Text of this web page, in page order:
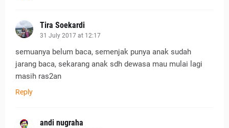
Tira Soekardi
31 July 2017 at 12:17
semuanya belum baca, semenjak punya anak sudah
jarang baca, sekarang anak sdh dewasa mau mulai lagi
masih ras2an
Reply
andi nugraha